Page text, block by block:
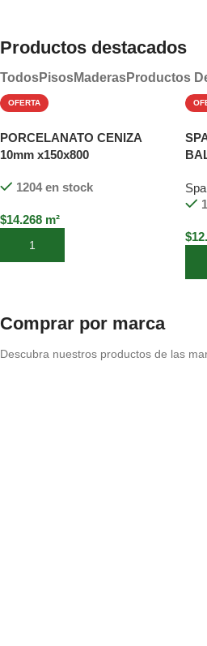
Productos destacados
TodosPisosMaderasProductos
OFERTA
PORCELANATO CENIZA
10mm x150x800
1204 en stock
$14.268 m²
Añadir al carrito
$
Comprar por marca
Descubra nuestros productos de las